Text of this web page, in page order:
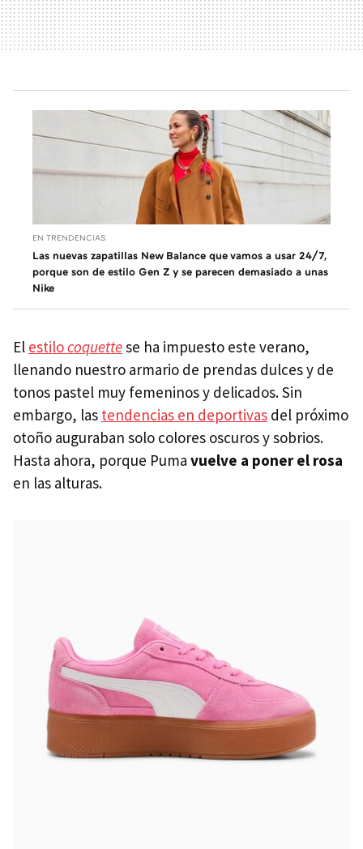
EN TRENDENCIAS
Las nuevas zapatillas New Balance que vamos a usar 24/7,
porque son de estilo Gen Z y se parecen demasiado a unas
Nike
El estilocoquettese ha impuesto este verano,
llenando nuestro armario de prendas dulces y de
tonos pastel muy femeninos y delicados. Sin
embargo, las tendencias en deportivas del próximo
otoño auguraban solo colores oscuros y sobrios.
Hasta ahora, porque Puma vuelve a poner el rosa
en las alturas.